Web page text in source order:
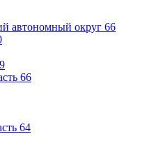
автономный округ 66
9
66
64